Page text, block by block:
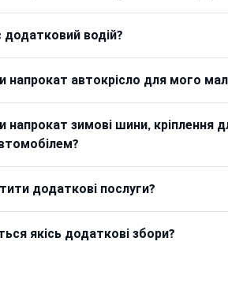
водій?
напрокат автокрісло для мого
напрокат зимові шини, кріплення
додаткові послуги?
якісь додаткові збори?